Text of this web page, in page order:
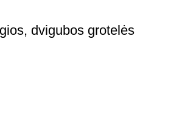
dvigubos grotelės